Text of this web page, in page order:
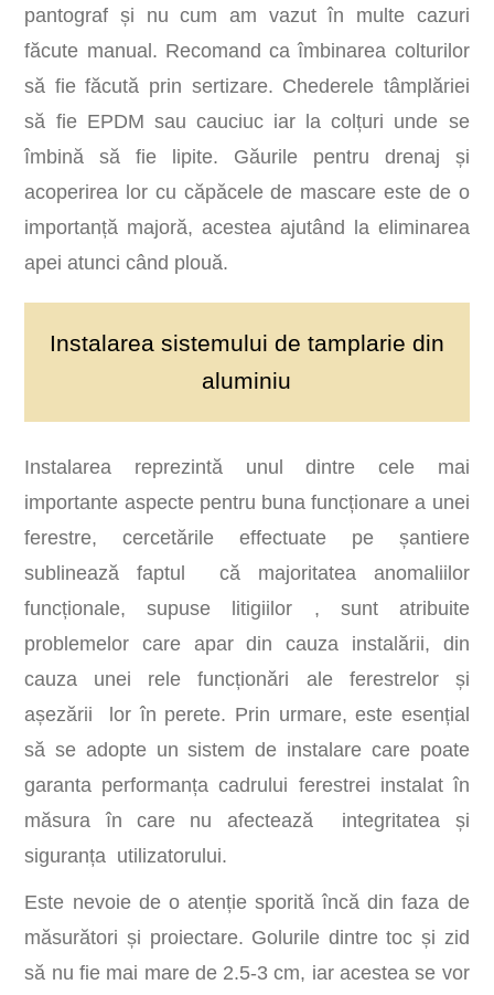
pantograf și nu cum am vazut în multe cazuri
făcute manual. Recomand ca îmbinarea colturilor
să fie făcută prin sertizare. Chederele tâmplăriei
să fie EPDM sau cauciuc iar la colțuri unde se
îmbină să fie lipite. Găurile pentru drenaj și
acoperirea lor cu căpăcele de mascare este de o
importanță majoră, acestea ajutând la eliminarea
apei atunci când plouă.
Instalarea sistemului de tamplarie din
aluminiu
Instalarea reprezintă unul dintre cele mai
importante aspecte pentru buna funcționare a unei
ferestre, cercetările effectuate pe șantiere
sublinează faptul că majoritatea anomaliilor
funcționale, supuse litigiilor , sunt atribuite
problemelor care apar din cauza instalării, din
cauza unei rele funcționări ale ferestrelor și
așezării lor în perete. Prin urmare, este esențial
să se adopte un sistem de instalare care poate
garanta performanța cadrului ferestrei instalat în
măsura în care nu afectează integritatea și
siguranța utilizatorului.
Este nevoie de o atenție sporită încă din faza de
măsurători și proiectare. Golurile dintre toc și zid
să nu fie mai mare de 2.5-3 cm, iar acestea se vor